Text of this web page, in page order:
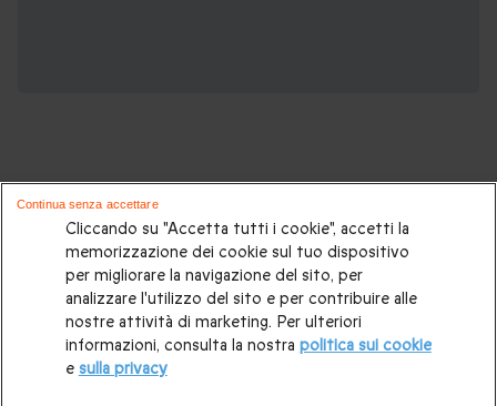
Sei un appassionato di cinema?
Potrebbero interessarti anche queste
esperienze spettacolari:
Biglietti cinema|Regali di Natale|Regali di Natale per lui
Cliccando su "Accetta tutti i cookie", accetti la
memorizzazione dei cookie sul tuo dispositivo
per migliorare la navigazione del sito, per
analizzare l'utilizzo del sito e per contribuire alle
nostre attività di marketing. Per ulteriori
informazioni, consulta la nostra politica sui cookie
e sulla privacy
Continua senza accettare